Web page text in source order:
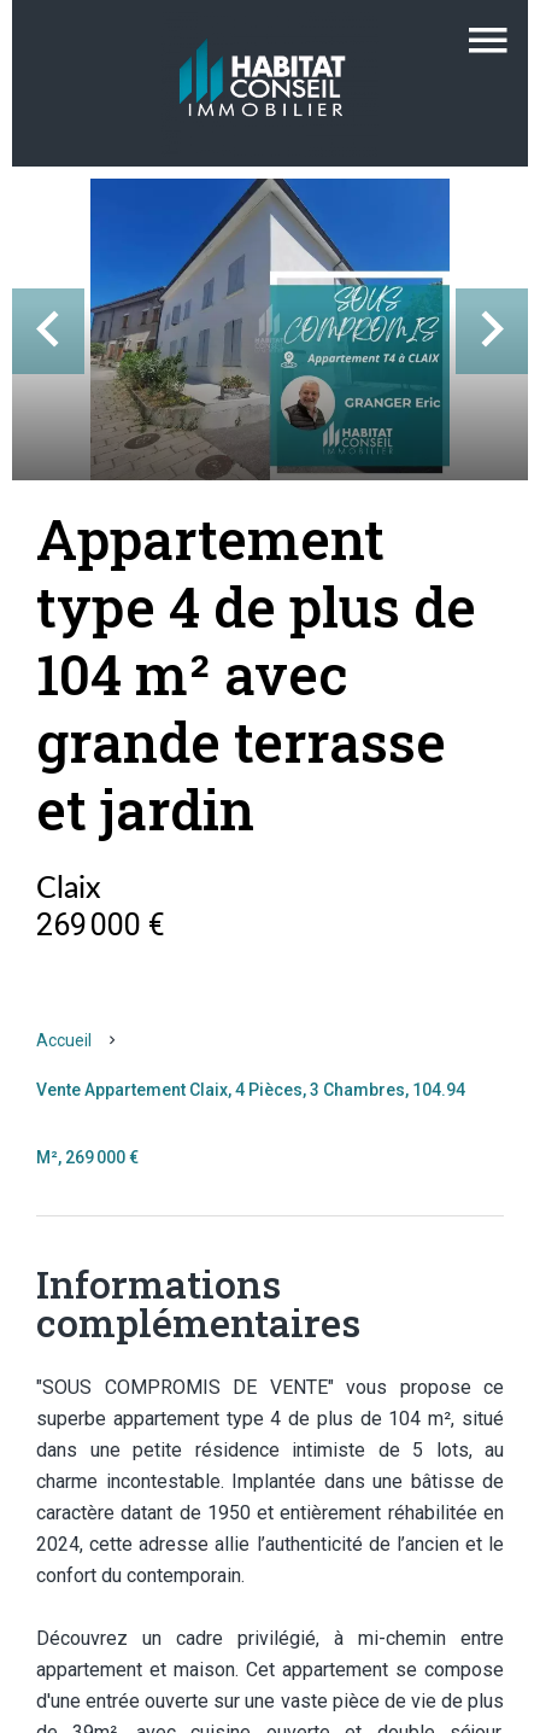
Appartement
type 4 de plus de
104 m² avec
grande terrasse
et jardin
Claix
269 000 €
Accueil
Vente Appartement Claix, 4 Pièces, 3 Chambres, 104.94
M², 269 000 €
Informations
complémentaires
"SOUS COMPROMIS DE VENTE" vous propose ce
superbe appartement type 4 de plus de 104 m², situé
dans une petite résidence intimiste de 5 lots, au
charme incontestable. Implantée dans une bâtisse de
caractère datant de 1950 et entièrement réhabilitée en
2024, cette adresse allie l’authenticité de l’ancien et le
confort du contemporain.
Découvrez un cadre privilégié, à mi-chemin entre
appartement et maison. Cet appartement se compose
d'une entrée ouverte sur une vaste pièce de vie de plus